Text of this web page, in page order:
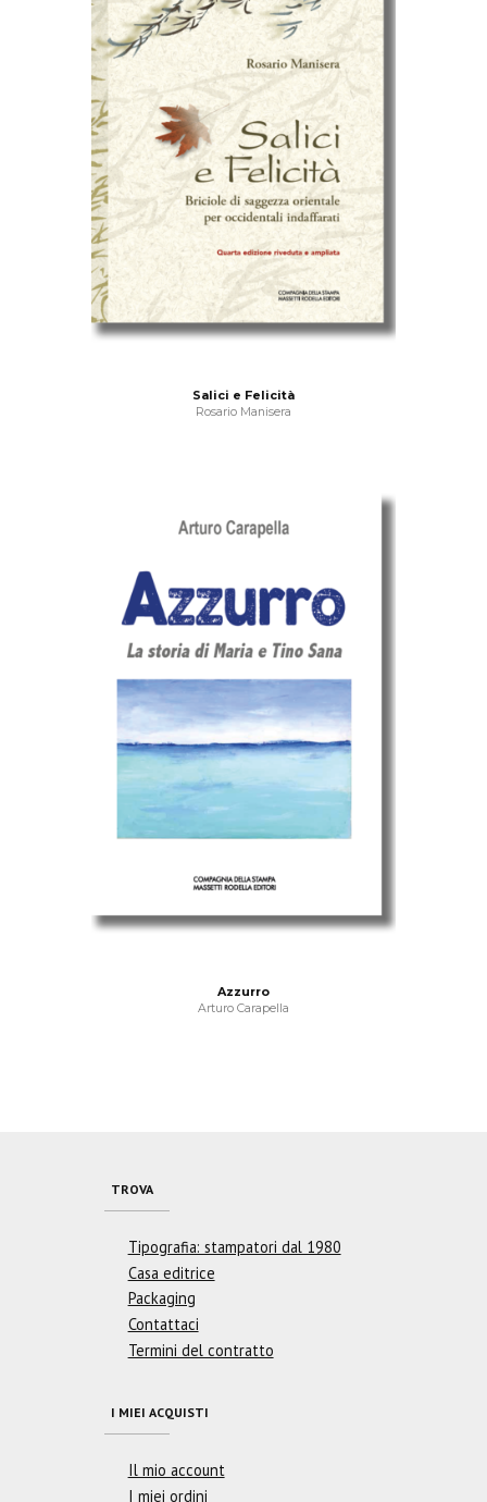
Salici e Felicità
Rosario Manisera
Azzurro
Arturo Carapella
TROVA
Tipografia: stampatori dal 1980
Casa editrice
Packaging
Contattaci
Termini del contratto
I MIEI ACQUISTI
Il mio account
I miei ordini